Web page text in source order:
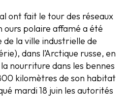
ont fait le tour des réseaux
ours polaire affamé a été
la ville industrielle de
dans l’Arctique russe, en
nourriture dans les bennes
kilomètres de son habitat
mardi 18 juin les autorités